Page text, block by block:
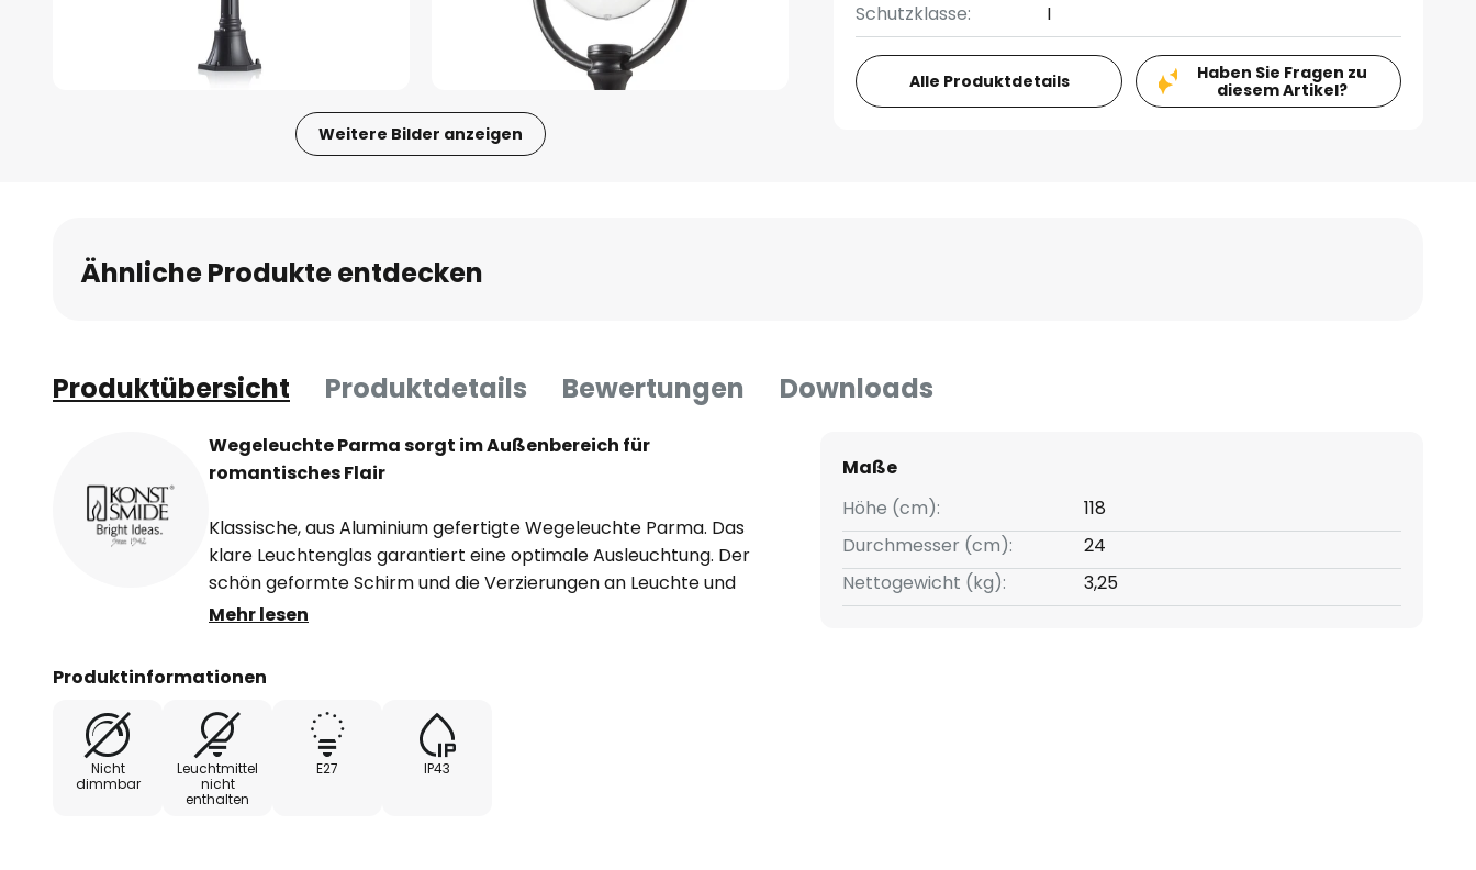
Weitere Bilder anzeigen
Bildgalerie
springen
Schutzklasse:
I
Alle Produktdetails
Haben Sie Fragen zu
diesem Artikel?
Ähnliche Produkte entdecken
Produktübersicht Produktdetails Bewertungen Downloads
Wegeleuchte Parma sorgt im Außenbereich für
romantisches Flair
Klassische, aus Aluminium gefertigte Wegeleuchte Parma. Das
klare Leuchtenglas garantiert eine optimale Ausleuchtung. Der
schön geformte Schirm und die Verzierungen an Leuchte und
Mast verleihen der Leuchte eine leicht nostalgische Wirkung.
Mehr lesen
Produktinformationen
Nicht
dimmbar
Leuchtmittel
nicht
enthalten
E27 IP43
Maße
Höhe (cm):
118
Durchmesser (cm):
24
Nettogewicht (kg):
3,25